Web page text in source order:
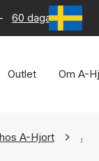
- 60 dagars
Outlet Om A-
A-Hjort